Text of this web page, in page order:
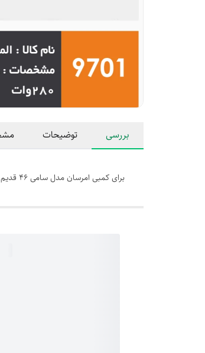
بررسی توضیحات
برای کمبی امرسان مدل سامی ۴۶ قدیم نمایشگر بالای درب (قطر ۶ میلی) هم استفاده می‌شود.